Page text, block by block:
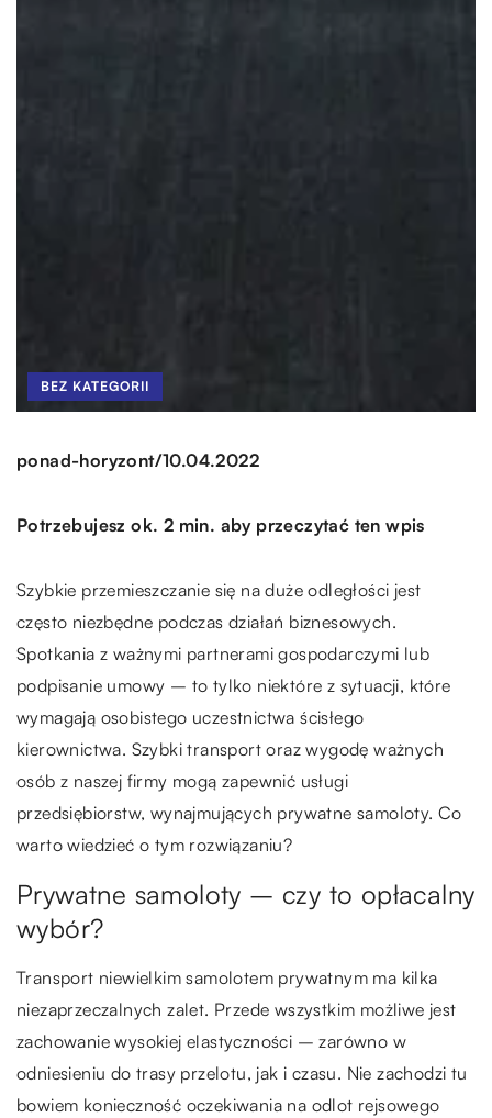
BEZ KATEGORII
ponad-horyzont/10.04.2022
Potrzebujesz ok. 2 min. aby przeczytać ten wpis
Szybkie przemieszczanie się na duże odległości jest
często niezbędne podczas działań biznesowych.
Spotkania z ważnymi partnerami gospodarczymi lub
podpisanie umowy – to tylko niektóre z sytuacji, które
wymagają osobistego uczestnictwa ścisłego
kierownictwa. Szybki transport oraz wygodę ważnych
osób z naszej firmy mogą zapewnić usługi
przedsiębiorstw, wynajmujących prywatne samoloty. Co
warto wiedzieć o tym rozwiązaniu?
Prywatne samoloty – czy to opłacalny
wybór?
Transport niewielkim samolotem prywatnym ma kilka
niezaprzeczalnych zalet. Przede wszystkim możliwe jest
zachowanie wysokiej elastyczności – zarówno w
odniesieniu do trasy przelotu, jak i czasu. Nie zachodzi tu
bowiem konieczność oczekiwania na odlot rejsowego